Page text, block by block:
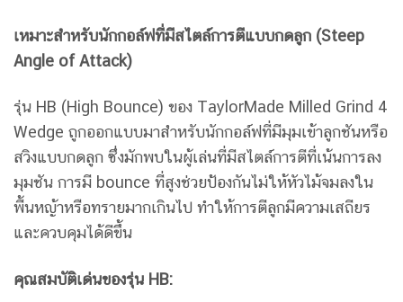
เหมาะสำหรับนักกอล์ฟที่มีสไตล์การตีแบบกดลูก (Steep
Angle of Attack)
รุ่น HB (High Bounce) ของ TaylorMade Milled Grind 4
Wedge ถูกออกแบบมาสำหรับนักกอล์ฟที่มีมุมเข้าลูกชันหรือ
สวิงแบบกดลูก ซึ่งมักพบในผู้เล่นที่มีสไตล์การตีที่เน้นการลง
มุมชัน การมี bounce ที่สูงช่วยป้องกันไม่ให้หัวไม้จมลงใน
พื้นหญ้าหรือทรายมากเกินไป ทำให้การตีลูกมีความเสถียร
และควบคุมได้ดีขึ้น
คุณสมบัติเด่นของรุ่น HB: